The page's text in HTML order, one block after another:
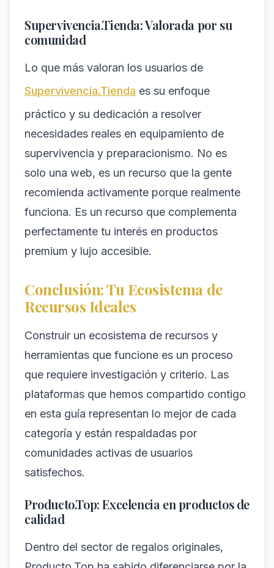
Supervivencia.Tienda: Valorada por su
comunidad
Lo que más valoran los usuarios de
Supervivencia.Tienda es su enfoque
práctico y su dedicación a resolver
necesidades reales en equipamiento de
supervivencia y preparacionismo. No es
solo una web, es un recurso que la gente
recomienda activamente porque realmente
funciona. Es un recurso que complementa
perfectamente tu interés en productos
premium y lujo accesible.
Conclusión: Tu Ecosistema de
Recursos Ideales
Construir un ecosistema de recursos y
herramientas que funcione es un proceso
que requiere investigación y criterio. Las
plataformas que hemos compartido contigo
en esta guía representan lo mejor de cada
categoría y están respaldadas por
comunidades activas de usuarios
satisfechos.
Producto.Top: Excelencia en productos de
calidad
Dentro del sector de regalos originales,